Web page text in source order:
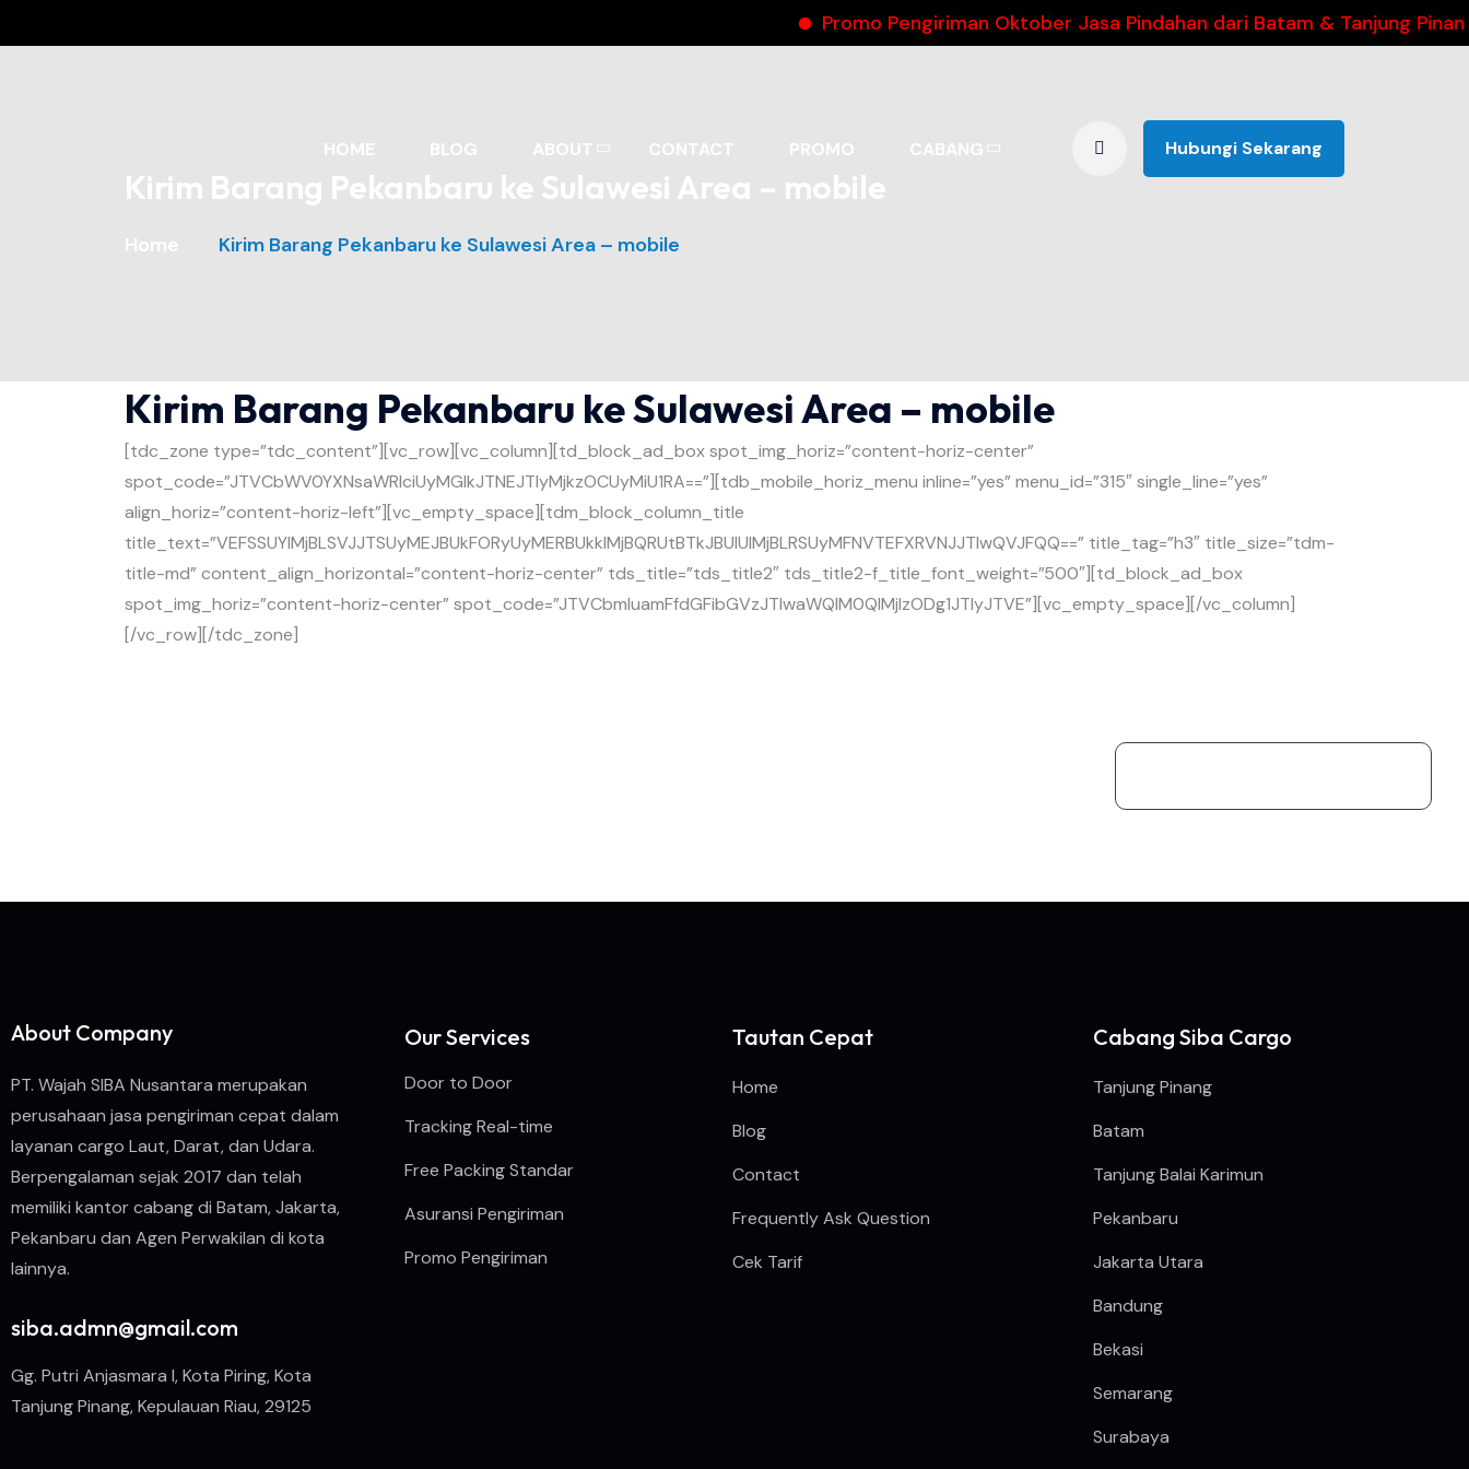
Promo Pengiriman Oktober Jasa Pindahan dari Batam & Tanjung Pinang
HOME BLOG ABOUT CONTACT PROMO CABANG Hubungi Sekarang
Kirim Barang Pekanbaru ke Sulawesi Area – mobile
Home Kirim Barang Pekanbaru ke Sulawesi Area – mobile
Kirim Barang Pekanbaru ke Sulawesi Area – mobile
[tdc_zone type=”tdc_content”][vc_row][vc_column][td_block_ad_box spot_img_horiz=”content-horiz-center”
spot_code=”JTVCbWV0YXNsaWRlciUyMGlkJTNEJTIyMjkzOCUyMiU1RA==”][tdb_mobile_horiz_menu inline=”yes” menu_id=”315″ single_line=”yes”
align_horiz=”content-horiz-left”][vc_empty_space][tdm_block_column_title
title_text=”VEFSSUYlMjBLSVJJTSUyMEJBUkFORyUyMERBUkklMjBQRUtBTkJBUlUlMjBLRSUyMFNVTEFXRVNJJTIwQVJFQQ==” title_tag=”h3″ title_size=”tdm-
title-md” content_align_horizontal=”content-horiz-center” tds_title=”tds_title2″ tds_title2-f_title_font_weight=”500″][td_block_ad_box
spot_img_horiz=”content-horiz-center” spot_code=”JTVCbmluamFfdGFibGVzJTIwaWQlM0QlMjIzODg1JTIyJTVE”][vc_empty_space][/vc_column]
[/vc_row][/tdc_zone]
About Company
PT. Wajah SIBA Nusantara merupakan
perusahaan jasa pengiriman cepat dalam
layanan cargo Laut, Darat, dan Udara.
Berpengalaman sejak 2017 dan telah
memiliki kantor cabang di Batam, Jakarta,
Pekanbaru dan Agen Perwakilan di kota
lainnya.
siba.admn@gmail.com
Gg. Putri Anjasmara I, Kota Piring, Kota
Tanjung Pinang, Kepulauan Riau, 29125
Our Services
Door to Door
Tracking Real-time
Free Packing Standar
Asuransi Pengiriman
Promo Pengiriman
Tautan Cepat
Home
Blog
Contact
Frequently Ask Question
Cek Tarif
Cabang Siba Cargo
Tanjung Pinang
Batam
Tanjung Balai Karimun
Pekanbaru
Jakarta Utara
Bandung
Bekasi
Semarang
Surabaya